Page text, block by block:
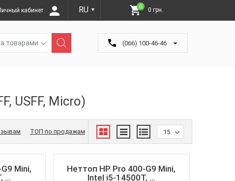
кабинет RU ▼
0 0 грн.
товарами (066) 100-46-46
USFF, Micro)
ТОП по продажам 15
Mini,
...
Неттоп HP Pro 400-G9 Mini,
Intel i5-14500T, ...